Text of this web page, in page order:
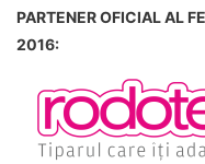
PARTENER OFICIAL AL
2016: